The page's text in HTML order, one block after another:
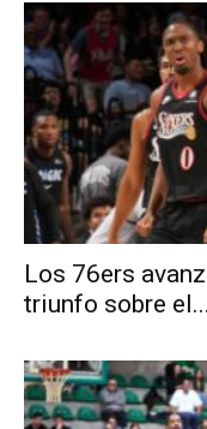
Los 76ers
triunfo sobre el...